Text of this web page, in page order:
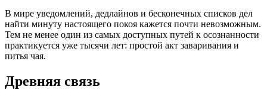
В мире уведомлений, дедлайнов и бесконечных списков дел
найти минуту настоящего покоя кажется почти невозможным.
Тем не менее один из самых доступных путей к осознанности
практикуется уже тысячи лет: простой акт заваривания и
питья чая.
Древняя связь